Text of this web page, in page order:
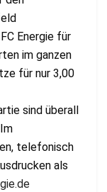
Energie für
im ganzen
für nur 3,00
sind überall
telefonisch
als